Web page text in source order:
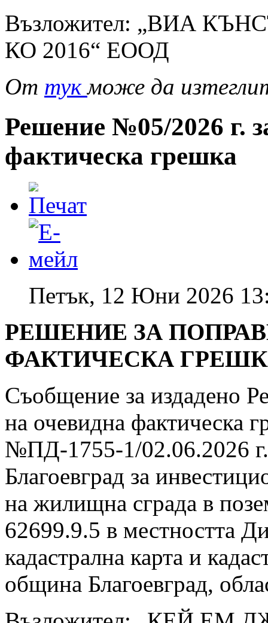
Възложител: „ВИА
КО 2016“ ЕООД
От тукможе да
Решение №05/2026 г.
фактическа грешка
Петък, 12 Юни 2026
РЕШЕНИЕ ЗА
ФАКТИЧЕСКА ГРЕШКА
Съобщение за издадено
на очевидна фактическа
№ПД-1755-1/02.06.2026
Благоевград за
на жилищна сграда в
62699.9.5 в местността
кадастрална карта и
община Благоевград,